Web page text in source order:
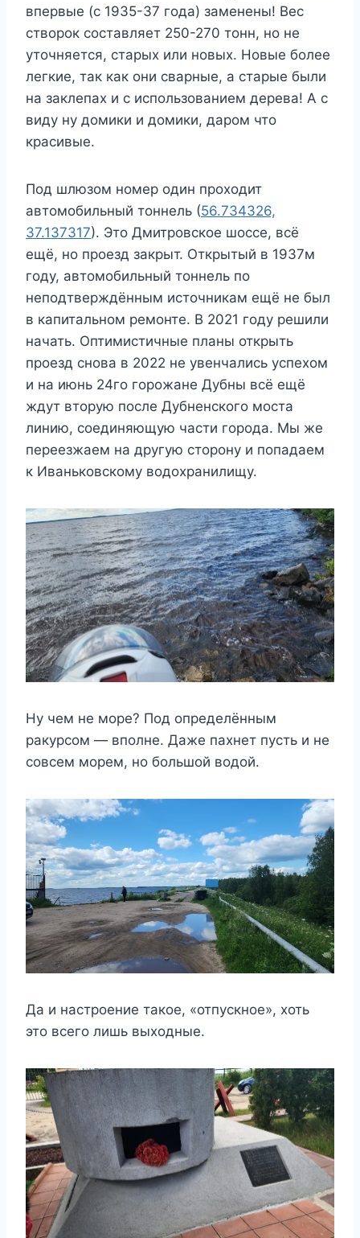
впервые (с 1935-37 года) заменены! Вес
створок составляет 250-270 тонн, но не
уточняется, старых или новых. Новые более
легкие, так как они сварные, а старые были
на заклепах и с использованием дерева! А с
виду ну домики и домики, даром что
красивые.
Под шлюзом номер один проходит
автомобильный тоннель (56.734326,
37.137317). Это Дмитровское шоссе, всё
ещё, но проезд закрыт. Открытый в 1937м
году, автомобильный тоннель по
неподтверждённым источникам ещё не был
в капитальном ремонте. В 2021 году решили
начать. Оптимистичные планы открыть
проезд снова в 2022 не увенчались успехом
и на июнь 24го горожане Дубны всё ещё
ждут вторую после Дубненского моста
линию, соединяющую части города. Мы же
переезжаем на другую сторону и попадаем
к Иваньковскому водохранилищу.
Ну чем не море? Под определённым
ракурсом — вполне. Даже пахнет пусть и не
совсем морем, но большой водой.
Да и настроение такое, «отпускное», хоть
это всего лишь выходные.